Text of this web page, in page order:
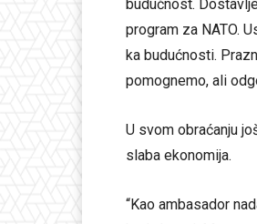
budućnost.
program za NATO.
ka budućnosti.
pomognemo, ali
U svom obraćanju
slaba ekonomija.
“Kao ambasador